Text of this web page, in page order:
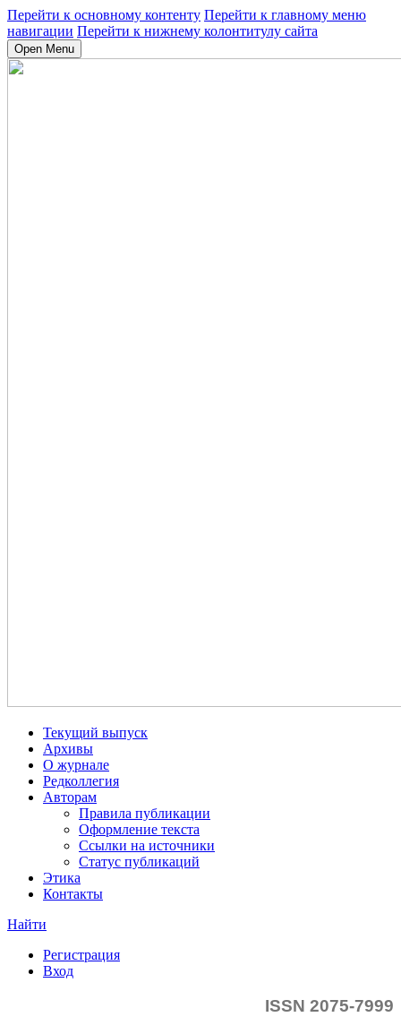
Перейти к основному контенту Перейти к главному меню
навигации Перейти к нижнему колонтитулу сайта
Open Menu
Текущий выпуск
Архивы
О журнале
Редколлегия
Авторам
Правила публикации
Оформление текста
Ссылки на источники
Статус публикаций
Этика
Контакты
Найти
Регистрация
Вход
ISSN 2075-7999